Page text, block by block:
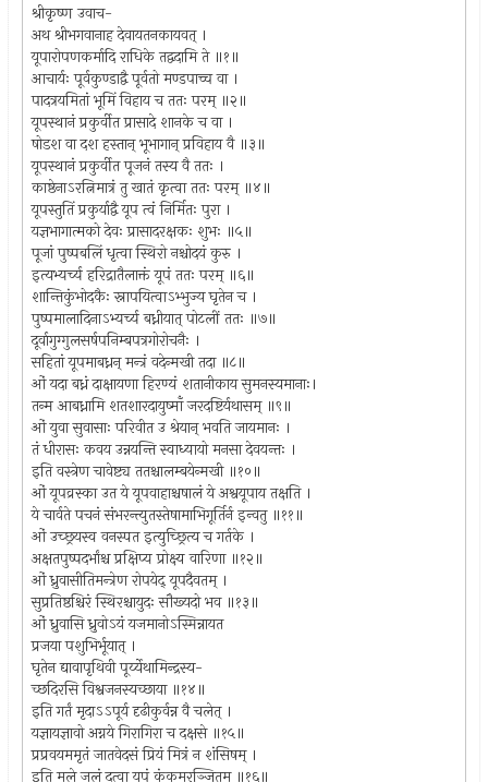
श्रीकृष्ण उवाच-
अथ श्रीभगवानाह देवायतनकायवत् ।
यूपारोपणकर्मादि राधिके तद्वदामि ते ॥१॥
आचार्यः पूर्वकुण्डाद्वै पूर्वतो मण्डपाच्च वा ।
पादत्रयमितां भूमिं विहाय च ततः परम् ॥२॥
यूपस्थानं प्रकुर्वीत प्रासादे शानके च वा ।
षोडश वा दश हस्तान् भूभागान् प्रविहाय वै ॥३॥
यूपस्थानं प्रकुर्वीत पूजनं तस्य वै ततः ।
काष्ठेनाऽरत्निमात्रं तु खातं कृत्वा ततः परम् ॥४॥
यूपस्तुतिं प्रकुर्याद्वै यूप त्वं निर्मितः पुरा ।
यज्ञभागात्मको देवः प्रासादरक्षकः शुभः ॥५॥
पूजां पुष्पबलिं धृत्वा स्थिरो नश्चोदयं कुरु ।
इत्यभ्यर्च्य हरिद्रातैलाक्तं यूपं ततः परम् ॥६॥
शान्तिकुंभोदकैः स्नापयित्वाऽभ्भुज्य घृतेन च ।
पुष्पमालादिनाऽभ्यर्च्य बध्नीयात् पोटलीं ततः ॥७॥
दूर्वागुग्गुलसर्षपनिम्बपत्रगोरोचनैः ।
सहितां यूपमाबध्नन् मन्त्रं वदेन्मखी तदा ॥८॥
ओं यदा बध्नं दाक्षायणा हिरण्यं शतानीकाय सुमनस्यमानाः।
तन्म आबध्नामि शतशारदायुष्माँ जरदष्टिर्यथासम् ॥९॥
ओं युवा सुवासाः परिवीत उ श्रेयान् भवति जायमानः ।
तं धीरासः कवय उन्नयन्ति स्वाध्यायो मनसा देवयन्तः ।
इति वस्त्रेण चावेष्ट्य ततश्चालम्बयेन्मखी ॥१०॥
ओं यूपव्रस्का उत ये यूपवाहाश्चषालं ये अश्वयूपाय तक्षति ।
ये चार्वते पचनं संभरन्त्युतस्तेषामाभिगूर्तिर्न इन्वतु ॥११॥
ओं उच्छ्रयस्व वनस्पत इत्युच्छ्रित्य च गर्तके ।
अक्षतपुष्पदर्भांश्च प्रक्षिप्य प्रोक्ष्य वारिणा ॥१२॥
ओं ध्रुवासीतिमन्त्रेण रोपयेद् यूपदैवतम् ।
सुप्रतिष्ठश्चिरं स्थिरश्चायुदः सौख्यदो भव ॥१३॥
ओं ध्रुवासि ध्रुवोऽयं यजमानोऽस्मिन्नायत
प्रजया पशुभिर्भूयात् ।
घृतेन द्यावापृथिवी पूर्य्येथामिन्द्रस्य-
च्छदिरसि विश्वजनस्यच्छाया ॥१४॥
इति गर्तं मृदाऽऽपूर्य दृढीकुर्वन्न वै चलेत् ।
यज्ञायज्ञावो अग्नये गिरागिरा च दक्षसे ॥१५॥
प्रप्रवयममृतं जातवेदसं प्रियं मित्रं न शंसिषम् ।
इति मूले जलं दत्वा यूपं कुंकुमरञ्जितम् ॥१६॥